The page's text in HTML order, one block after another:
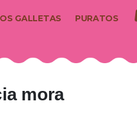
GALLETAS PURATOS
mora